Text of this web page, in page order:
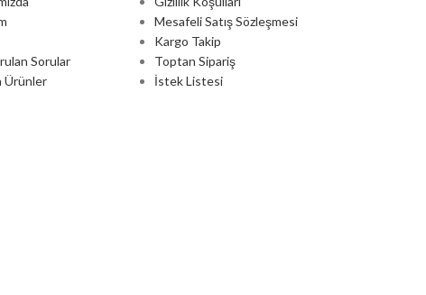
Sorular
Ürünler
Mesafeli Satış Sözleşmesi
Kargo Takip
Toptan Sipariş
İstek Listesi